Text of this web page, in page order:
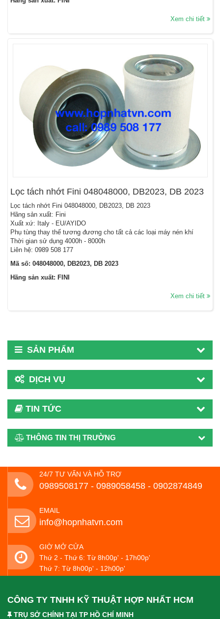
Xem chi tiết
Lọc tách nhớt Fini 048048000, DB2023, DB 2023
Lọc tách nhớt Fini 048048000, DB2023, DB 2023
Hãng sản xuất: Fini
Xuất xứ: Italy - EU/AYIDO
Phụ tùng thay thế tương đương cho tất cả các loại máy nén khí
Thời gian sử dụng 4000h - 8000h
Liên hệ: 0989 508 177
Mã số: 048048000, DB2023, DB 2023
Hãng sản xuất: FINI
Xem chi tiết
SẢN PHẨM
DỊCH VỤ
TIN TỨC
THÔNG TIN THỊ TRƯỜNG
24/7 TƯ VẤN VÀ HỖ TRỢ
0989508177 - ‭0989058458‬ - 0902874849
EMAIL
info@hopnhatvn.com
GIỜ MỞ CỬA
Thứ 2 - Thứ 6: Từ 8h00p' - 17h00p'
Thứ 7: Từ 8h00p' - 12h00p'
CÔNG TY TNHH KỸ THUẬT HỢP NHẤT HCM
TRỤ SỞ CHÍNH TẠI TP HỒ CHÍ MINH